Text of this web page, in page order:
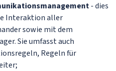
- dies
Interaktion aller
sowie mit dem
Sie umfasst auch
Regeln für